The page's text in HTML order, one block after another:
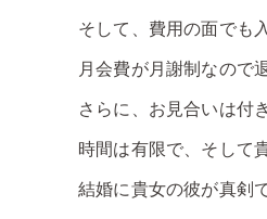
そして、費用の面でも
月会費が月謝制なので
さらに、お見合いは付
時間は有限で、そして
結婚に貴女の彼が真剣